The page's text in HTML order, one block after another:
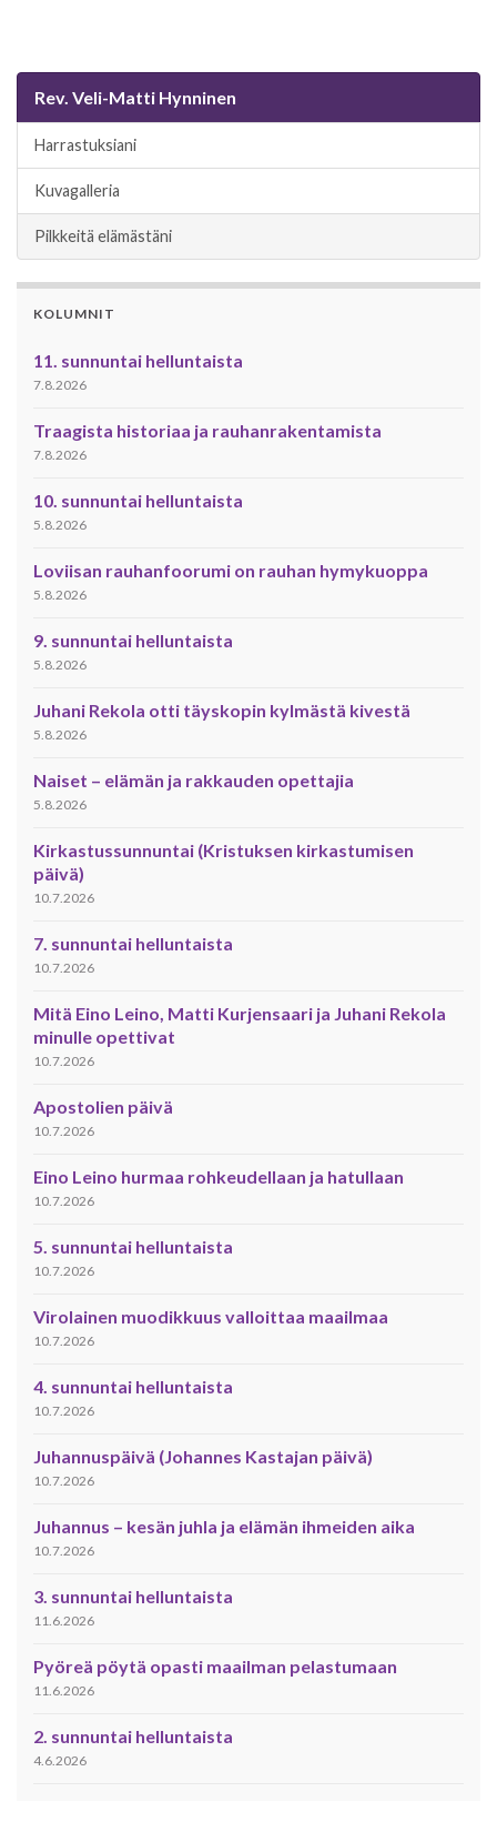
Rev. Veli-Matti Hynninen
Harrastuksiani
Kuvagalleria
Pilkkeitä elämästäni
KOLUMNIT
11. sunnuntai helluntaista
7.8.2026
Traagista historiaa ja rauhanrakentamista
7.8.2026
10. sunnuntai helluntaista
5.8.2026
Loviisan rauhanfoorumi on rauhan hymykuoppa
5.8.2026
9. sunnuntai helluntaista
5.8.2026
Juhani Rekola otti täyskopin kylmästä kivestä
5.8.2026
Naiset – elämän ja rakkauden opettajia
5.8.2026
Kirkastussunnuntai (Kristuksen kirkastumisen
päivä)
10.7.2026
7. sunnuntai helluntaista
10.7.2026
Mitä Eino Leino, Matti Kurjensaari ja Juhani Rekola
minulle opettivat
10.7.2026
Apostolien päivä
10.7.2026
Eino Leino hurmaa rohkeudellaan ja hatullaan
10.7.2026
5. sunnuntai helluntaista
10.7.2026
Virolainen muodikkuus valloittaa maailmaa
10.7.2026
4. sunnuntai helluntaista
10.7.2026
Juhannuspäivä (Johannes Kastajan päivä)
10.7.2026
Juhannus – kesän juhla ja elämän ihmeiden aika
10.7.2026
3. sunnuntai helluntaista
11.6.2026
Pyöreä pöytä opasti maailman pelastumaan
11.6.2026
2. sunnuntai helluntaista
4.6.2026